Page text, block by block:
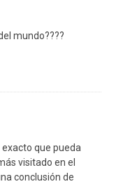
mundo????
exacto que pueda
visitado en el
conclusión de